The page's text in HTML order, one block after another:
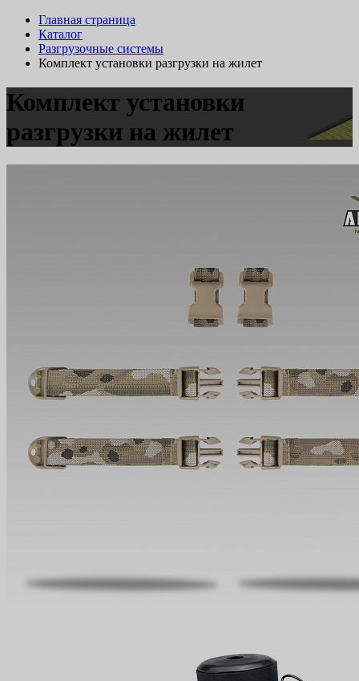
Главная страница
Каталог
Разгрузочные системы
Комплект установки разгрузки на жилет
Комплект установки
разгрузки на жилет